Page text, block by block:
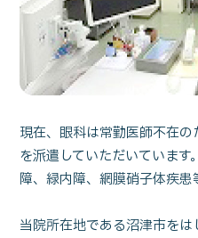
現在、眼科は常勤医師不在
を派遣していただいていま
障、緑内障、網膜硝子体疾患
当院所在地である沼津市を